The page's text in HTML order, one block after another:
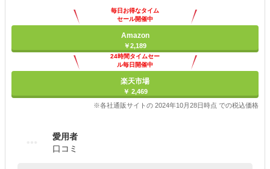
毎日お得なタイム
セール開催中
Amazon
￥2,189
24時間タイムセー
ル毎日開催中
楽天市場
￥ 2,469
※各社通販サイトの 2024年10月28日時点 での税込価格
愛用者
口コミ